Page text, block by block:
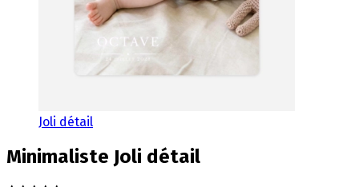
Joli détail
Minimaliste Joli détail